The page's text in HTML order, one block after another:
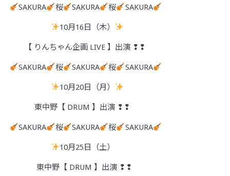
SAKURA 桜 SAKURA 桜 SAKURA
10月16日（木）
【 りんちゃん企画 LIVE 】出演 ❢❢
SAKURA 桜 SAKURA 桜 SAKURA
10月20日（月）
東中野【 DRUM 】出演 ❢❢
SAKURA 桜 SAKURA 桜 SAKURA
10月25日（土）
東中野【 DRUM 】出演 ❢❢